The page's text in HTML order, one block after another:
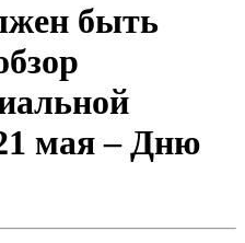
быть
мая – Дню